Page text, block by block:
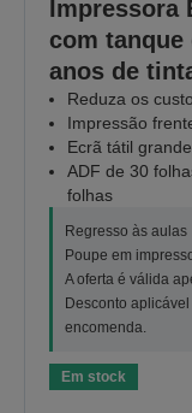
Impressora
com
anos de
Reduza os
Impressão
Ecrã tátil
ADF de 30
folhas
Regresso às aulas
Poupe em
A oferta é válida
Desconto
encomenda.
Em stock